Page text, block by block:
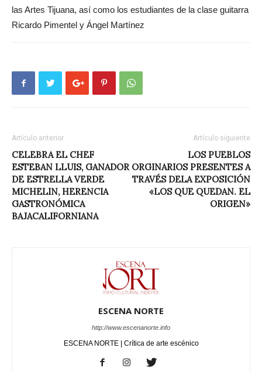
las Artes Tijuana, así como los estudiantes de la clase guitarra
Ricardo Pimentel y Ángel Martínez
Artículo anterior
CELEBRA EL CHEF
ESTEBAN LLUIS, GANADOR
DE ESTRELLA VERDE
MICHELIN, HERENCIA
GASTRONÓMICA
BAJACALIFORNIANA
Artículo siguiente
LOS PUEBLOS
ORGINARIOS PRESENTES A
TRAVÉS DELA EXPOSICIÓN
«LOS QUE QUEDAN. EL
ORIGEN»
ESCENA NORTE
http://www.escenanorte.info
ESCENA NORTE | Crítica de arte escénico